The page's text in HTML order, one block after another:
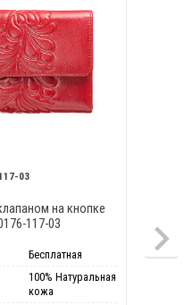
03
на кнопке
117-03
Бесплатная
100% Натуральная
кожа